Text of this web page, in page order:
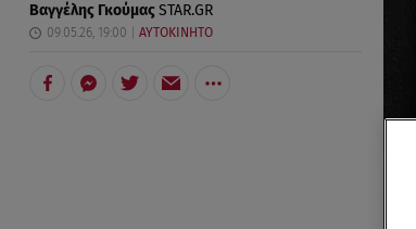
Βαγγέλης ΓκούμαςSTAR.GR
09.05.26, 19:00 ΑΥΤΟΚΙΝΗΤΟ